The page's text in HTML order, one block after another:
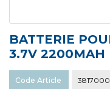
BATTERIE
3.7V 2200MAH
Code Article